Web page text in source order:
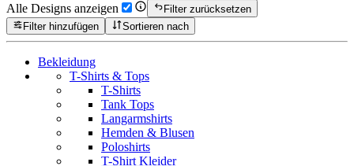
Alle Designs anzeigen
Filter zurücksetzen
Filter hinzufügen
Sortieren nach
Bekleidung
T-Shirts & Tops
T-Shirts
Tank Tops
Langarmshirts
Hemden & Blusen
Poloshirts
T-Shirt Kleider